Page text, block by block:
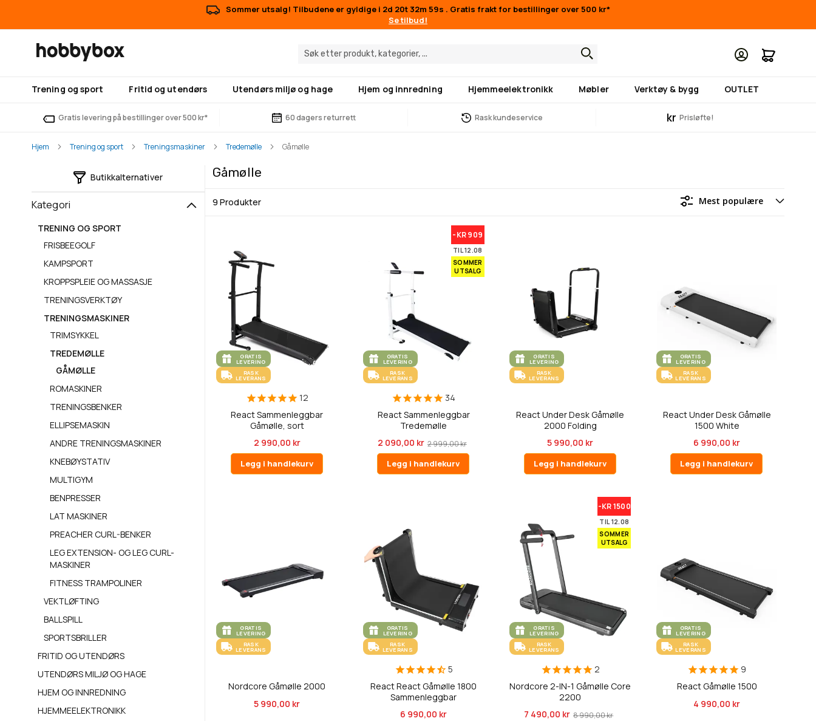
Sommer utsalg! Tilbudene er gyldige i 2d 20t 32m 58s . Gratis frakt for bestillinger over 500 kr*
Se tilbud!
Min
Trening og sport Fritid og utendørs Utendørs miljø og hage Hjem og innredning Hjemmeelektronikk Møbler Verktøy & bygg OUTLET
Gratis levering på bestillinger over 500 kr* 60 dagers returrett Rask kundeservice kr Prisløfte!
Hjem Trening og sport Treningsmaskiner Tredemølle Gåmølle
Gåmølle
9 Produkter
GRATIS
LEVERING
RASK
LEVERANS
12
React Sammenleggbar
Gåmølle, sort
2 990,00 kr
Legg i handlekurv
-KR 909
TIL 12.08
SOMMER
UTSALG
GRATIS
LEVERING
RASK
LEVERANS
34
React Sammenleggbar
Tredemølle
2 090,00 kr 2 999,00 kr
Legg i handlekurv
GRATIS
LEVERING
RASK
LEVERANS
React Under Desk Gåmølle
2000 Folding
5 990,00 kr
Legg i handlekurv
GRATIS
LEVERING
RASK
LEVERANS
React Under Desk Gåmølle
1500 White
6 990,00 kr
Legg i handlekurv
GRATIS
LEVERING
RASK
LEVERANS
Nordcore Gåmølle 2000
5 990,00 kr
GRATIS
LEVERING
RASK
LEVERANS
5
React React Gåmølle 1800
Sammenleggbar
6 990,00 kr
-KR 1500
TIL 12.08
SOMMER
UTSALG
GRATIS
LEVERING
RASK
LEVERANS
2
Nordcore 2-IN-1 Gåmølle Core
2200
7 490,00 kr 8 990,00 kr
GRATIS
LEVERING
RASK
LEVERANS
9
React Gåmølle 1500
4 990,00 kr
Butikkalternativer
Kategori
TRENING OG SPORT
FRISBEEGOLF
KAMPSPORT
KROPPSPLEIE OG MASSASJE
TRENINGSVERKTØY
TRENINGSMASKINER
TRIMSYKKEL
TREDEMØLLE
GÅMØLLE
ROMASKINER
TRENINGSBENKER
ELLIPSEMASKIN
ANDRE TRENINGSMASKINER
KNEBØYSTATIV
MULTIGYM
BENPRESSER
LAT MASKINER
PREACHER CURL-BENKER
LEG EXTENSION- OG LEG CURL-
MASKINER
FITNESS TRAMPOLINER
VEKTLØFTING
BALLSPILL
SPORTSBRILLER
FRITID OG UTENDØRS
UTENDØRS MILJØ OG HAGE
HJEM OG INNREDNING
HJEMMEELEKTRONIKK